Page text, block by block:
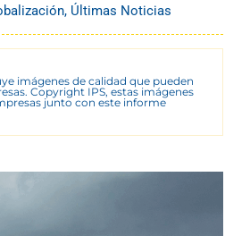
, Últimas Noticias
imágenes de calidad que pueden
Copyright IPS, estas imágenes
junto con este informe